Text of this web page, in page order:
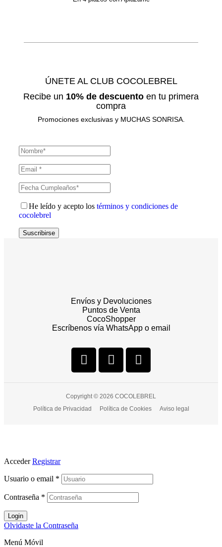
ÚNETE AL CLUB COCOLEBREL
Recibe un 10% de descuento en tu primera
compra
Promociones exclusivas y MUCHAS SONRISA.
He leído y acepto los términos y condiciones de
cocolebrel
Suscribirse
Envíos y Devoluciones
Puntos de Venta
CocoShopper
Escríbenos vía WhatsApp o email
Copyright © 2026 COCOLEBREL
Política de Privacidad
Política de Cookies Aviso legal
Acceder Registrar
Usuario o email *
Contraseña *
Login
Olvidaste la Contraseña
Menú Móvil